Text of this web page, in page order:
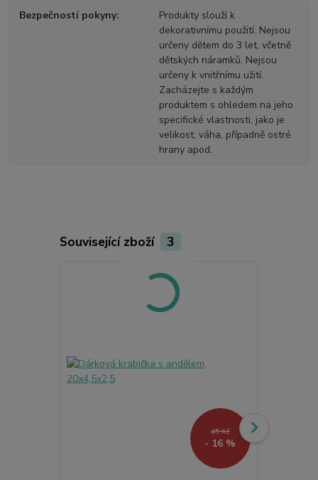
Bezpečností pokyny
Produkty slouží k
dekorativnímu použití. Nejsou
určeny dětem do 3 let, včetně
dětských náramků. Nejsou
určeny k vnitřnímu užití.
Zacházejte s každým
produktem s ohledem na jeho
specifické vlastnosti, jako je
velikost, váha, případně ostré
hrany apod.
Související zboží 3
45 Kč
- 16 %